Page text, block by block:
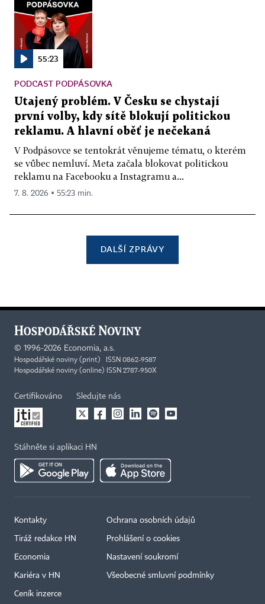
55:23
PODCAST PODPÁSOVKA
Utajený problém. V Česku se chystají
první volby, kdy sítě blokují politickou
reklamu. A hlavní oběť je nečekaná
V Podpásovce se tentokrát věnujeme tématu, o kterém
se vůbec nemluví. Meta začala blokovat politickou
reklamu na Facebooku a Instagramu a...
7. 8. 2026 ▪ 55:23 min.
DALŠÍ ZPRÁVY
© 1996-2026 Economia, a.s.
Hospodářské noviny (print) ISSN 0862-9587
Hospodářské noviny (online) ISSN 2787-950X
Certifikováno Sledujte nás
Stáhněte si aplikaci HN
Kontakty
Tiráž redakce HN
Economia
Kariéra v HN
Ceník inzerce
Ochrana osobních údajů
Prohlášení o cookies
Nastavení soukromí
Všeobecné smluvní podmínky